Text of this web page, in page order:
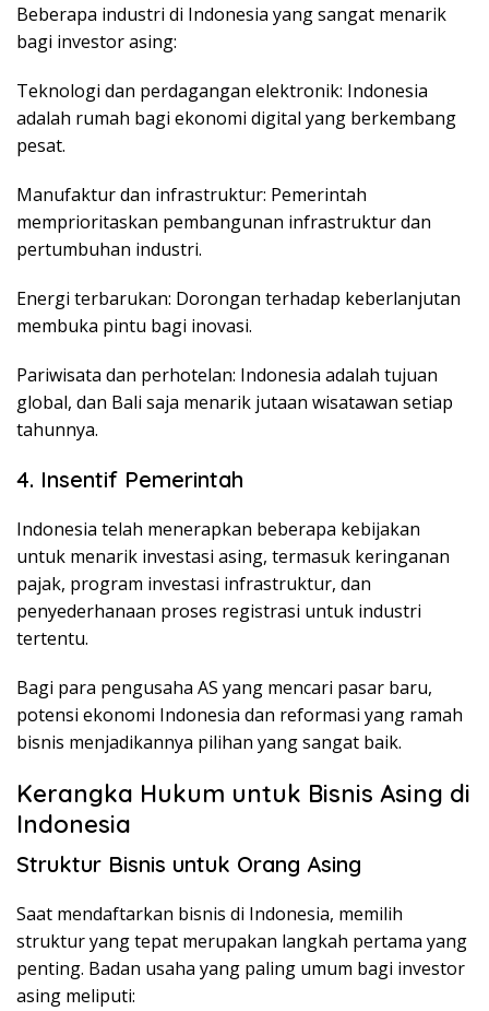
Beberapa industri di Indonesia yang sangat menarik
bagi investor asing:
Teknologi dan perdagangan elektronik: Indonesia
adalah rumah bagi ekonomi digital yang berkembang
pesat.
Manufaktur dan infrastruktur: Pemerintah
memprioritaskan pembangunan infrastruktur dan
pertumbuhan industri.
Energi terbarukan: Dorongan terhadap keberlanjutan
membuka pintu bagi inovasi.
Pariwisata dan perhotelan: Indonesia adalah tujuan
global, dan Bali saja menarik jutaan wisatawan setiap
tahunnya.
4. Insentif Pemerintah
Indonesia telah menerapkan beberapa kebijakan
untuk menarik investasi asing, termasuk keringanan
pajak, program investasi infrastruktur, dan
penyederhanaan proses registrasi untuk industri
tertentu.
Bagi para pengusaha AS yang mencari pasar baru,
potensi ekonomi Indonesia dan reformasi yang ramah
bisnis menjadikannya pilihan yang sangat baik.
Kerangka Hukum untuk Bisnis Asing di
Indonesia
Struktur Bisnis untuk Orang Asing
Saat mendaftarkan bisnis di Indonesia, memilih
struktur yang tepat merupakan langkah pertama yang
penting. Badan usaha yang paling umum bagi investor
asing meliputi: